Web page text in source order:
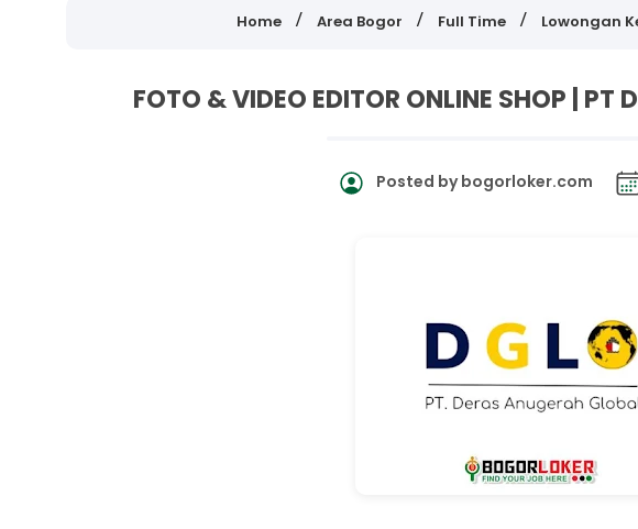
Home Area Bogor Full Time Lowongan
FOTO & VIDEO EDITOR ONLINE SHOP | PT
Posted bybogorloker.com